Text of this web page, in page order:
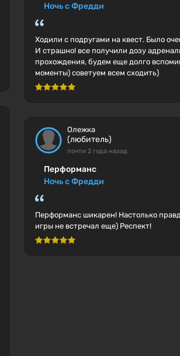
Ночь с Фредди
Ходили с подругами на квест. Было
И страшно! все получили дозу
прохождения, будем еще долго
моменты) советуем всем сходить)
Олежка
(любитель)
почти 2 года назад
Перформанс
Ночь с Фредди
Перформанс шикарен! Настолько
игры не встречал еще) Респект!